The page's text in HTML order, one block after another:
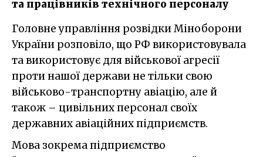
та працівників технічного персоналу
Головне управління розвідки Міноборони
України розповіло, що РФ використовувала
та використовує для військової агресії
проти нашої держави не тільки свою
військово-транспортну авіацію, але й
також – цивільних персонал своїх
державних авіаційних підприємств.
Мова зокрема підприємство